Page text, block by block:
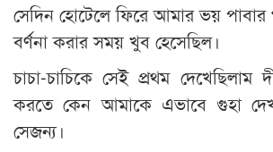
সেদিন হোটেলে ফিরে আমার ভয় পাবার
বর্ণনা করার সময় খুব হেসেছিল।
চাচা-চাচিকে সেই প্রথম
করতে কেন আমাকে এভাবে গুহা
সেজন্য।